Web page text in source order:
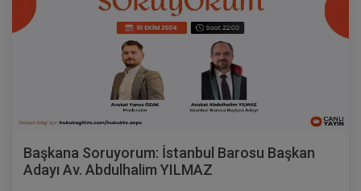
Başkana Soruyorum: İstanbul Barosu Başkan
Adayı Av. Abdulhalim YILMAZ